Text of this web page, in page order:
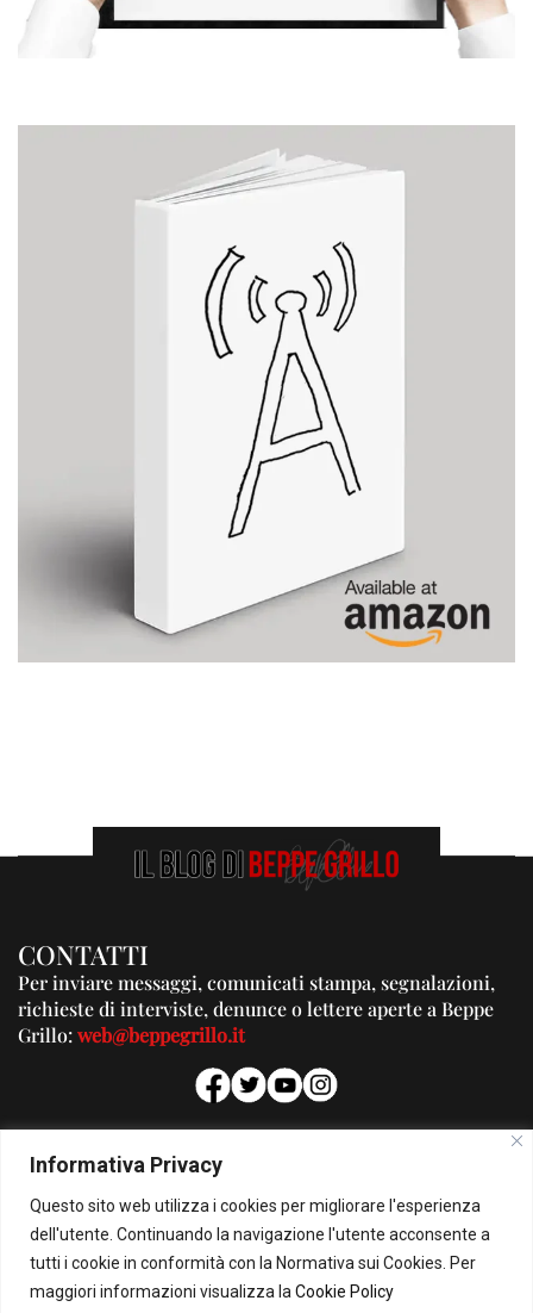
Informativa Privacy
Questo sito web utilizza i cookies per migliorare l'esperienza
dell'utente. Continuando la navigazione l'utente acconsente a
tutti i cookie in conformità con la Normativa sui Cookies. Per
maggiori informazioni visualizza la Cookie Policy
CONTATTI
Per inviare messaggi, comunicati stampa, segnalazioni,
richieste di interviste, denunce o lettere aperte a Beppe
Grillo:web@beppegrillo.it
PUBBLICITA'
Per la tua pubblicità su questo Blog:
pubblicita@beppegrillo.it
HOMEPAGE COOKIE POLICY PRIVACY POLICY CONTATTI